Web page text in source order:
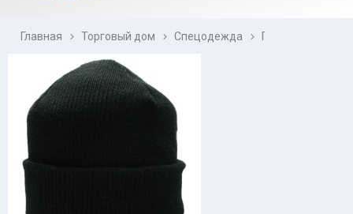
Главная Торговый дом Спецодежда Головные уборы